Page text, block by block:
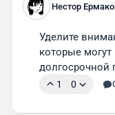
Нестор
Уделите
которые
долгосрочной
1 0